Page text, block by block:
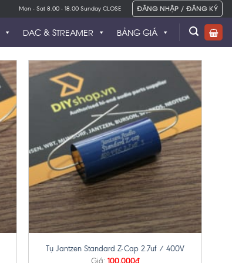
Mon - Sat 8.00 - 18.00 Sunday CLOSE ĐĂNG NHẬP / ĐĂNG KÝ
BẢNG GIÁ
DAC & STREAMER
+
Tụ Jantzen Standard Z-Cap 2.7uf / 400V
Giá: 100,000₫